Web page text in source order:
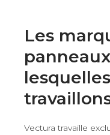
Les
Vectura travaille